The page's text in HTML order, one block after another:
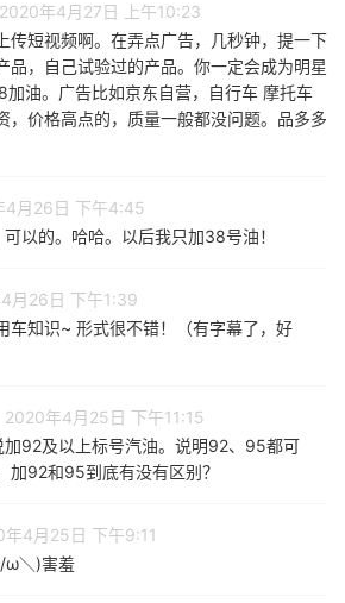
2020年4月27日 上午10:23
传短视频啊。在弄点广告，几秒钟，提一下
品，自己试验过的产品。你一定会成为明星
油。广告比如京东自营，自行车 摩托车
，价格高点的，质量一般都没问题。品多多
4月26日 下午4:45
以的。哈哈。以后我只加38号油！
月26日 下午1:39
车知识~ 形式很不错！（有字幕了，好
2020年4月25日 下午11:15
加92及以上标号汽油。说明92、95都可
加92和95到底有没有区别？
年4月25日 下午9:11
ω＼)害羞